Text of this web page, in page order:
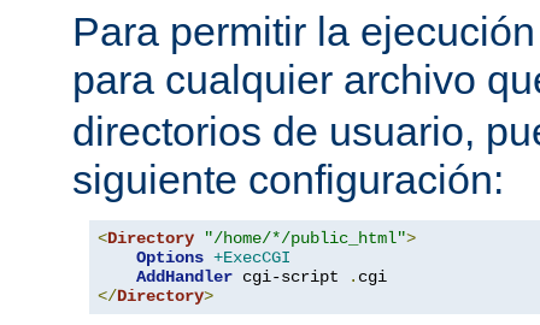
Para permitir la
para cualquier archivo
directorios de usuario,
siguiente configuración:
<Directory "/home/*/public_html">
Options +ExecCGI
AddHandler cgi-script .
</Directory>